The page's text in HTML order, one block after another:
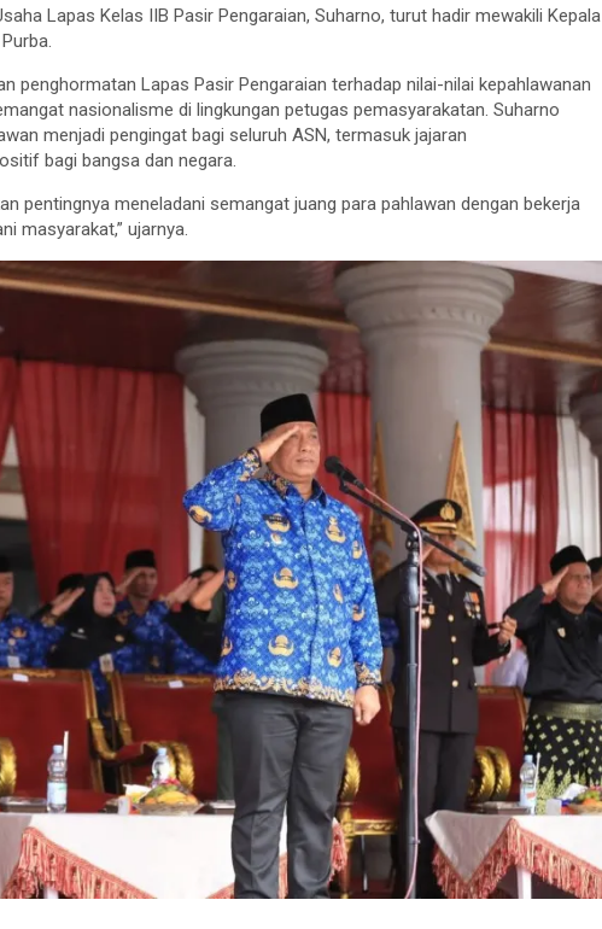
Lapas Kelas IIB Pasir Pengaraian, Suharno, turut hadir mewakili Kepala
penghormatan Lapas Pasir Pengaraian terhadap nilai-nilai kepahlawanan
nasionalisme di lingkungan petugas pemasyarakatan. Suharno
menjadi pengingat bagi seluruh ASN, termasuk jajaran
bagi bangsa dan negara.
pentingnya meneladani semangat juang para pahlawan dengan bekerja
masyarakat,” ujarnya.